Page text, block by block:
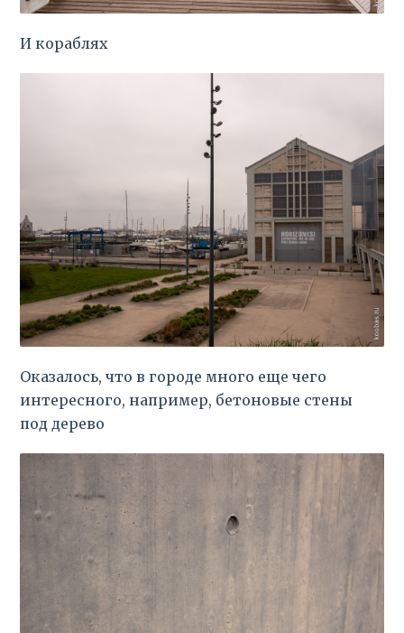
И кораблях
Оказалось, что в городе много еще чего
интересного, например, бетоновые стены
под дерево